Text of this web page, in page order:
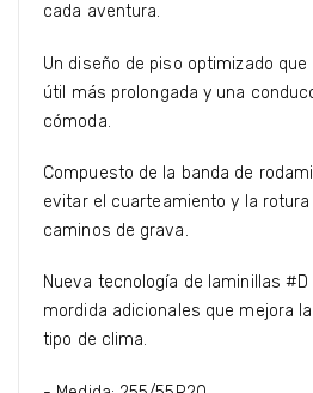
cada aventura.
Un diseño de piso optimizado
útil más prolongada y una
cómoda.
Compuesto de la banda de
evitar el cuarteamiento y la
caminos de grava.
Nueva tecnología de laminillas
mordida adicionales que mejora
tipo de clima.